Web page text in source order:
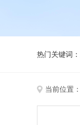
热门关键词：
当前位置：